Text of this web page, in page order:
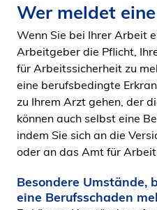
Wer meldet
Wenn Sie bei Ihrer Arbeit
Arbeitgeber die Pflicht,
für Arbeitssicherheit zu
eine berufsbedingte
zu Ihrem Arzt gehen, der
können auch selbst eine
indem Sie sich an die
oder an das Amt für
Besondere Umstände,
eine Berufsschaden